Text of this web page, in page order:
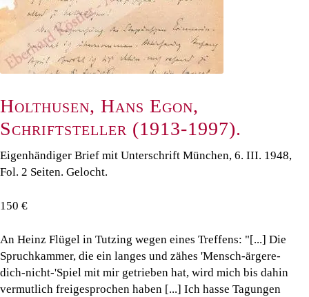
Holthusen, Hans Egon,
Schriftsteller (1913-1997).
Eigenhändiger Brief mit Unterschrift München, 6. III. 1948,
Fol. 2 Seiten. Gelocht.
150 €
An Heinz Flügel in Tutzing wegen eines Treffens: "[...] Die
Spruchkammer, die ein langes und zähes 'Mensch-ärgere-
dich-nicht-'Spiel mit mir getrieben hat, wird mich bis dahin
vermutlich freigesprochen haben [...] Ich hasse Tagungen